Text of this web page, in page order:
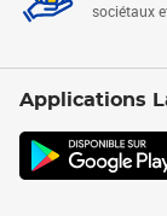
sociétaux
Applications